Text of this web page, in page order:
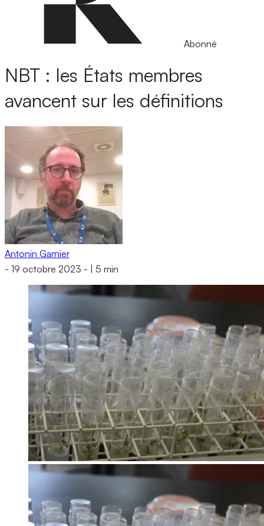
Abonné
NBT : les États membres
avancent sur les définitions
Antonin Garnier
- 19 octobre 2023 - 5 min